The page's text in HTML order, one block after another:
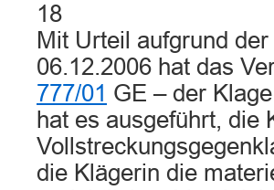
18
Mit Urteil aufgrund
06.12.2006 hat das
777/01 GE – der
hat es ausgeführt, die
die Klägerin die